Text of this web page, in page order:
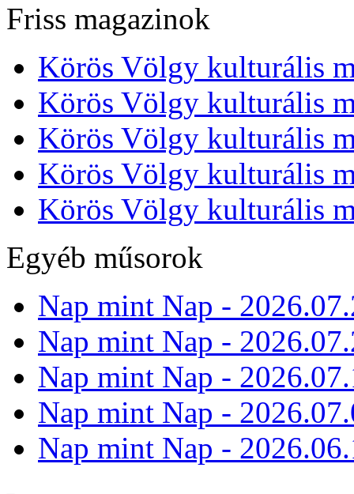
Friss magazinok
Körös Völgy kulturális
Körös Völgy kulturális
Körös Völgy kulturális
Körös Völgy kulturális
Körös Völgy kulturális
Egyéb műsorok
Nap mint Nap -
Nap mint Nap -
Nap mint Nap -
Nap mint Nap -
Nap mint Nap -